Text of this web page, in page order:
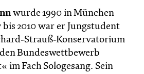
wurde 1990 in München
bis 2010 war er Jungstudent
Strauß-Konservatorium
Bundeswettbewerb
im Fach Sologesang. Sein